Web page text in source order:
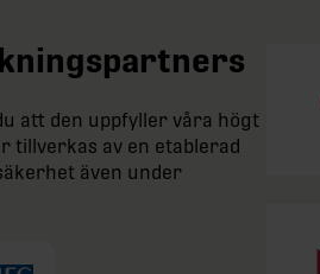
att den uppfyller våra högt
tillverkas av en etablerad
även under